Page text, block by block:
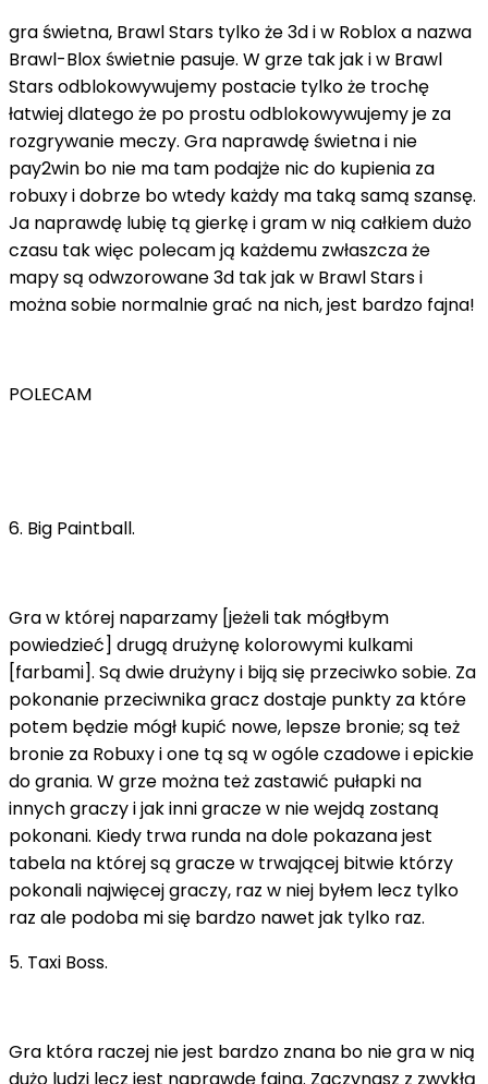
gra świetna, Brawl Stars tylko że 3d i w Roblox a nazwa
Brawl-Blox świetnie pasuje. W grze tak jak i w Brawl
Stars odblokowywujemy postacie tylko że trochę
łatwiej dlatego że po prostu odblokowywujemy je za
rozgrywanie meczy. Gra naprawdę świetna i nie
pay2win bo nie ma tam podajże nic do kupienia za
robuxy i dobrze bo wtedy każdy ma taką samą szansę.
Ja naprawdę lubię tą gierkę i gram w nią całkiem dużo
czasu tak więc polecam ją każdemu zwłaszcza że
mapy są odwzorowane 3d tak jak w Brawl Stars i
można sobie normalnie grać na nich, jest bardzo fajna!
POLECAM
6. Big Paintball.
Gra w której naparzamy [jeżeli tak mógłbym
powiedzieć] drugą drużynę kolorowymi kulkami
[farbami]. Są dwie drużyny i biją się przeciwko sobie. Za
pokonanie przeciwnika gracz dostaje punkty za które
potem będzie mógł kupić nowe, lepsze bronie; są też
bronie za Robuxy i one tą są w ogóle czadowe i epickie
do grania. W grze można też zastawić pułapki na
innych graczy i jak inni gracze w nie wejdą zostaną
pokonani. Kiedy trwa runda na dole pokazana jest
tabela na której są gracze w trwającej bitwie którzy
pokonali najwięcej graczy, raz w niej byłem lecz tylko
raz ale podoba mi się bardzo nawet jak tylko raz.
5. Taxi Boss.
Gra która raczej nie jest bardzo znana bo nie gra w nią
dużo ludzi lecz jest naprawdę fajna. Zaczynasz z zwykłą